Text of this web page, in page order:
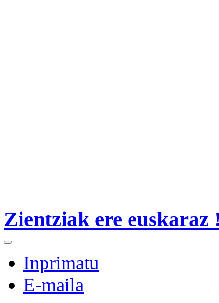
Zientziak ere euskaraz
Inprimatu
E-maila